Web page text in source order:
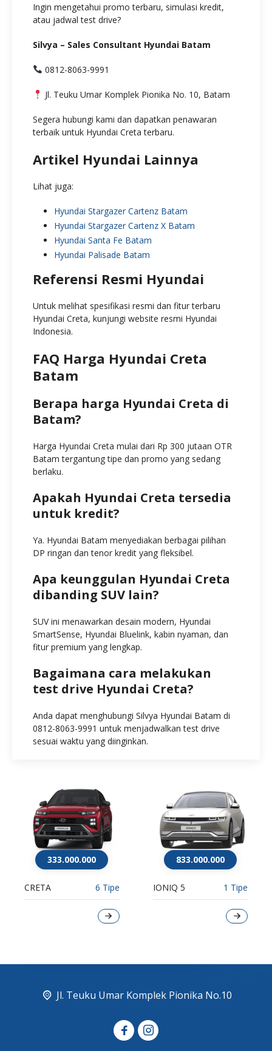
Ingin mengetahui promo terbaru, simulasi kredit,
atau jadwal test drive?
Silvya – Sales Consultant Hyundai Batam
0812-8063-9991
Jl. Teuku Umar Komplek Pionika No. 10, Batam
Segera hubungi kami dan dapatkan penawaran
terbaik untuk Hyundai Creta terbaru.
Artikel Hyundai Lainnya
Lihat juga:
Hyundai Stargazer Cartenz Batam
Hyundai Stargazer Cartenz X Batam
Hyundai Santa Fe Batam
Hyundai Palisade Batam
Referensi Resmi Hyundai
Untuk melihat spesifikasi resmi dan fitur terbaru
Hyundai Creta, kunjungi website resmi Hyundai
Indonesia.
FAQ Harga Hyundai Creta
Batam
Berapa harga Hyundai Creta di
Batam?
Harga Hyundai Creta mulai dari Rp 300 jutaan OTR
Batam tergantung tipe dan promo yang sedang
berlaku.
Apakah Hyundai Creta tersedia
untuk kredit?
Ya. Hyundai Batam menyediakan berbagai pilihan
DP ringan dan tenor kredit yang fleksibel.
Apa keunggulan Hyundai Creta
dibanding SUV lain?
SUV ini menawarkan desain modern, Hyundai
SmartSense, Hyundai Bluelink, kabin nyaman, dan
fitur premium yang lengkap.
Bagaimana cara melakukan
test drive Hyundai Creta?
Anda dapat menghubungi Silvya Hyundai Batam di
0812-8063-9991 untuk menjadwalkan test drive
sesuai waktu yang diinginkan.
833.000.000
IONIQ 5 1 Tipe
1.038.300.000
PALISADE 6 Tipe
Jl. Teuku Umar Komplek Pionika No.10